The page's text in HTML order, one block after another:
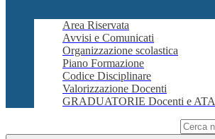
Area Riservata
Avvisi e Comunicati
Organizzazione scolastica
Piano Formazione
Codice Disciplinare
Valorizzazione Docenti
GRADUATORIE Docenti e ATA